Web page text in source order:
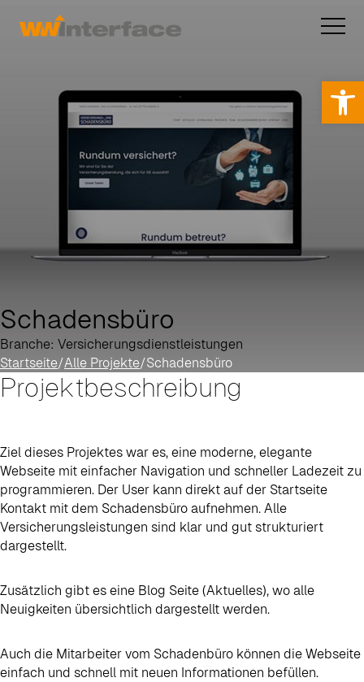
Schadensbüro
Branche: Versicherungsdienstleistungen
Startseite/Alle Projekte/Schadensbüro
Projektbeschreibung
Ziel dieses Projektes war es, eine moderne, elegante
Webseite mit einfacher Navigation und schneller Ladezeit zu
programmieren. Der User kann direkt auf der Startseite
Kontakt mit dem Schadensbüro aufnehmen. Alle
Versicherungsleistungen sind klar und gut strukturiert
dargestellt.
Zusätzlich gibt es eine Blog Seite (Aktuelles), wo alle
Neuigkeiten übersichtlich dargestellt werden.
Auch die Mitarbeiter vom Schadenbüro können die Webseite
einfach und schnell mit neuen Informationen befüllen.